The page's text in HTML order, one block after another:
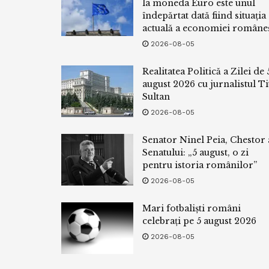
la moneda Euro este unul
îndepărtat dată fiind situația
actuală a economiei
2026-08-05
Realitatea Politică a Zilei de
august 2026 cu jurnalistul
Sultan
2026-08-05
Senator Ninel Peia, Chestor
Senatului: „5 august, o zi
pentru istoria românilor”
2026-08-05
Mari fotbaliști români
celebrați pe 5 august 2026
2026-08-05